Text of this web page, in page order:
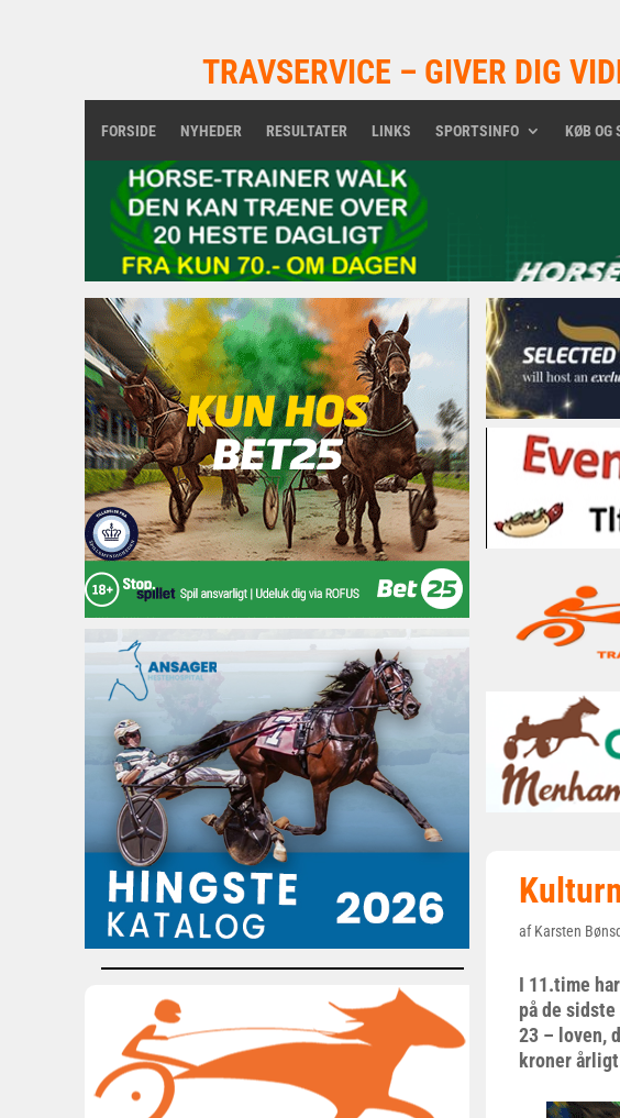
TRAVSERVICE – GIVER DIG
FORSIDE NYHEDER RESULTATER LINKS SPORTSINFO KØB OG
afKarsten
I 11.time
på de
23 – loven,
kroner